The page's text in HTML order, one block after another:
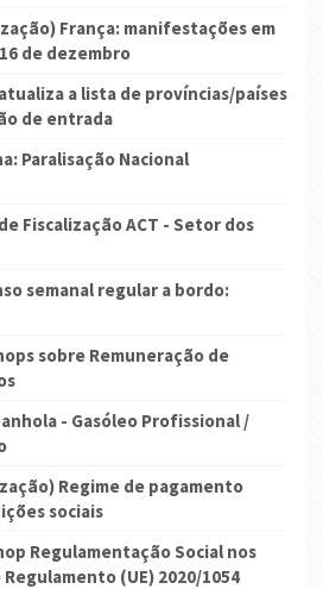
França: manifestações em
de dezembro
a lista de províncias/países
de entrada
Paralisação Nacional
Fiscalização ACT - Setor dos
semanal regular a bordo:
sobre Remuneração de
- Gasóleo Profissional /
Regime de pagamento
sociais
Regulamentação Social nos
(UE) 2020/1054